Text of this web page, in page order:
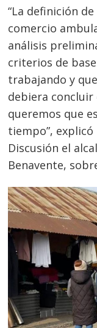
“La definición
comercio
análisis
criterios de
trabajando y
debiera concluir
queremos que
tiempo”, explicó
Discusión el
Benavente,